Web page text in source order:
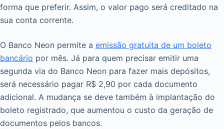
forma que preferir. Assim, o valor pago será creditado na
sua conta corrente.
O Banco Neon permite a emissão gratuita de um boleto
bancário por mês. Já para quem precisar emitir uma
segunda via do Banco Neon para fazer mais depósitos,
será necessário pagar R$ 2,90 por cada documento
adicional. A mudança se deve também à implantação do
boleto registrado, que aumentou o custo da geração de
documentos pelos bancos.